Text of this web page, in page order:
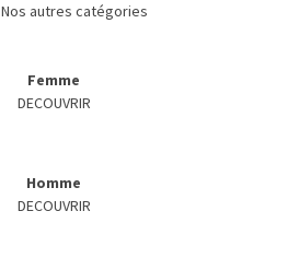
Nos autres catégories
Femme
DECOUVRIR
Homme
DECOUVRIR